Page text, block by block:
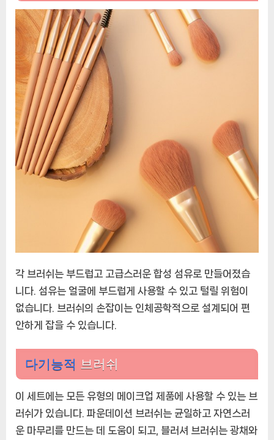
각 브러쉬는 부드럽고 고급스러운 합성 섬유로 만들어졌습
니다. 섬유는 얼굴에 부드럽게 사용할 수 있고 털릴 위험이
없습니다. 브러쉬의 손잡이는 인체공학적으로 설계되어 편
안하게 잡을 수 있습니다.
다기능적 브러쉬
이 세트에는 모든 유형의 메이크업 제품에 사용할 수 있는 브
러쉬가 있습니다. 파운데이션 브러쉬는 균일하고 자연스러
운 마무리를 만드는 데 도움이 되고, 블러셔 브러쉬는 광채와